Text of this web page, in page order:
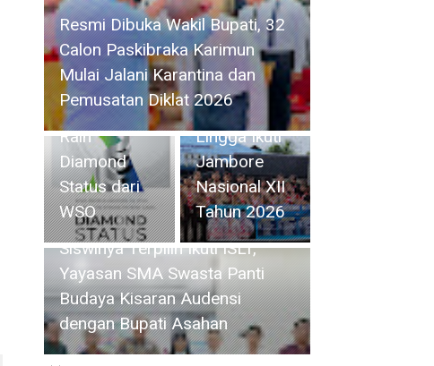
Resmi Dibuka Wakil Bupati, 32
Calon Paskibraka Karimun
Mulai Jalani Karantina dan
Pemusatan Diklat 2026
RSBP Batam
Torehkan
Standar
Pelayanan
Kelas Dunia,
Raih
Diamond
Status dari
WSO
41 Orang
Kontingen
Kwarcab
Lingga Ikuti
Jambore
Nasional XII
Tahun 2026
Siswinya Terpilih Ikuti ISLT,
Yayasan SMA Swasta Panti
Budaya Kisaran Audensi
dengan Bupati Asahan